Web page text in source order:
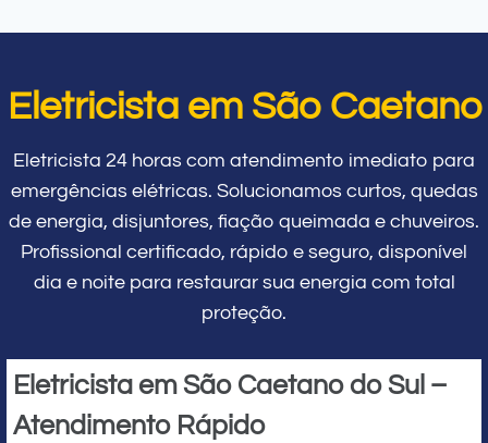
Eletricista em São Caetano
Eletricista 24 horas com atendimento imediato para
emergências elétricas. Solucionamos curtos, quedas
de energia, disjuntores, fiação queimada e chuveiros.
Profissional certificado, rápido e seguro, disponível
dia e noite para restaurar sua energia com total
proteção.
Eletricista em São Caetano do Sul –
Atendimento Rápido